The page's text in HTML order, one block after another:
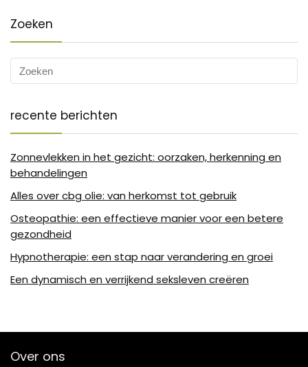
Zoeken
recente berichten
Zonnevlekken in het gezicht: oorzaken, herkenning en
behandelingen
Alles over cbg olie: van herkomst tot gebruik
Osteopathie: een effectieve manier voor een betere
gezondheid
Hypnotherapie: een stap naar verandering en groei
Een dynamisch en verrijkend seksleven creëren
Over ons